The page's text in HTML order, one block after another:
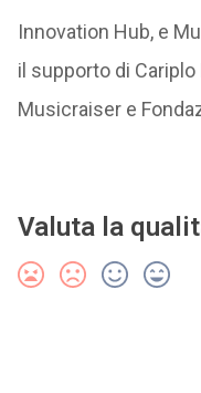
Innovation Hub, e
il supporto di Cariplo
Musicraiser e
Valuta la